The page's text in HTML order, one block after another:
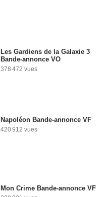
Les Gardiens de la Galaxie 3
Bande-annonce VO
378 472 vues
Napoléon Bande-annonce VF
420 912 vues
Mon Crime Bande-annonce VF